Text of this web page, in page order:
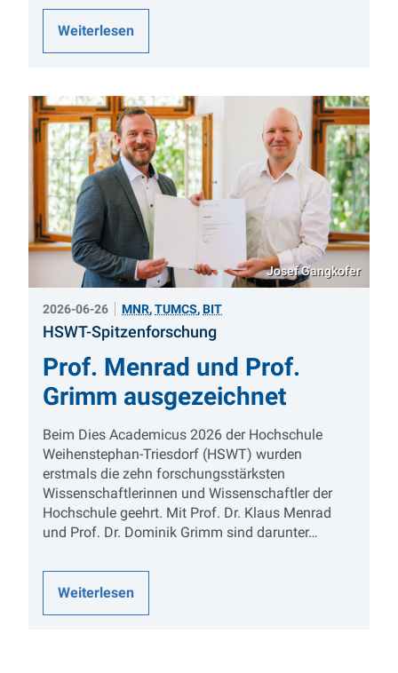
Weiterlesen
Josef Gangkofer
2026-06-26 MNR,TUMCS,BIT
HSWT-Spitzenforschung:
Prof. Menrad und Prof.
Grimm ausgezeichnet
Beim Dies Academicus 2026 der Hochschule
Weihenstephan-Triesdorf (HSWT) wurden
erstmals die zehn forschungsstärksten
Wissenschaftlerinnen und Wissenschaftler der
Hochschule geehrt. Mit Prof. Dr. Klaus Menrad
und Prof. Dr. Dominik Grimm sind darunter…
Weiterlesen